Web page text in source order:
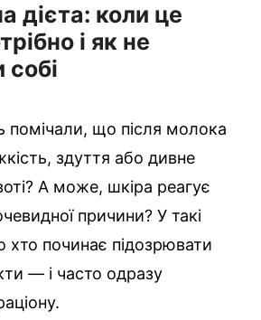
дієта: коли це
і як не
помічали, що після молока
здуття або дивне
А може, шкіра реагує
причини? У такі
хто починає підозрювати
— і часто одразу